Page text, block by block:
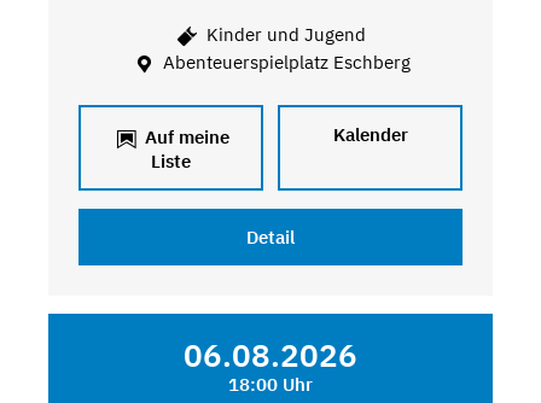
Kinder und Jugend
Abenteuerspielplatz Eschberg
Auf meine
Liste
Kalender
Detail
06.08.2026
18:00 Uhr